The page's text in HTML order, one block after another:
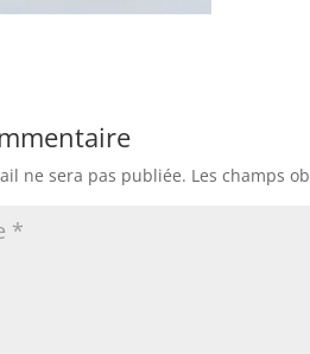
ne sera pas publiée. Les champs